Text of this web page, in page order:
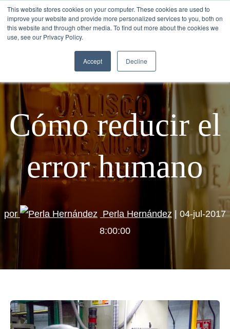
This website stores cookies on your computer. These cookies are used to
improve your website and provide more personalized services to you, both on
this website and through other media. To find out more about the cookies we
use, see our Privacy Policy.
Accept Decline
Cómo reducir el
error humano
por Perla Hernández | 04-jul-2017
8:00:00